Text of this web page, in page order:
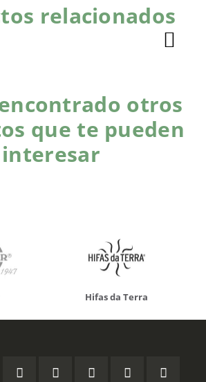
relacionados
otros
que te pueden
interesar
Hifas da Terra